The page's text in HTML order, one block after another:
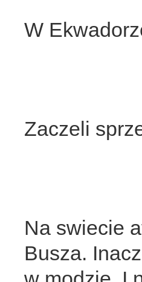
W
Zaczeli
Na swiecie
Busza.